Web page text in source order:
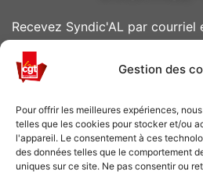
Gestion des
Pour offrir les meilleures expériences,
telles que les cookies pour stocker et/ou
l'appareil. Le consentement à ces
des données telles que le comportement
uniques sur ce site. Ne pas consentir ou
Recevez Syndic'AL par